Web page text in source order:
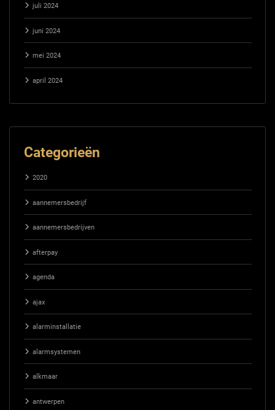
juli 2024
juni 2024
mei 2024
april 2024
Categorieën
2020
aannemersbedrijf
aannemersbedrijven
afterpay
agenda
ajax
alarminstallatie
alarmsystemen
alkmaar
antwerpen